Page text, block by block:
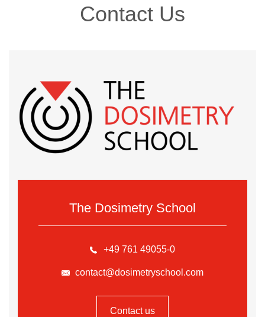
Contact Us
The Dosimetry School
+49 761 49055-0
contact@dosimetryschool.com
Contact us